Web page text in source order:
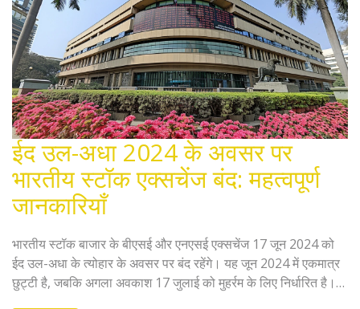
ईद उल-अधा 2024 के अवसर पर
भारतीय स्टॉक एक्सचेंज बंद: महत्वपूर्ण
जानकारियाँ
भारतीय स्टॉक बाजार के बीएसई और एनएसई एक्सचेंज 17 जून 2024 को
ईद उल-अधा के त्योहार के अवसर पर बंद रहेंगे। यह जून 2024 में एकमात्र
छुट्टी है, जबकि अगला अवकाश 17 जुलाई को मुहर्रम के लिए निर्धारित है।